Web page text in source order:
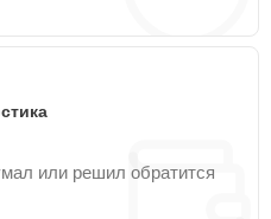
или решил обратится